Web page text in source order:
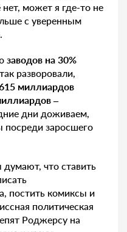
нет, может я где-то не
с уверенным
заводов на 30%
разворовали,
миллиардов
–
дни доживаем,
посреди заросшего
что ставить
постить комиксы и
политическая
Роджерсу на